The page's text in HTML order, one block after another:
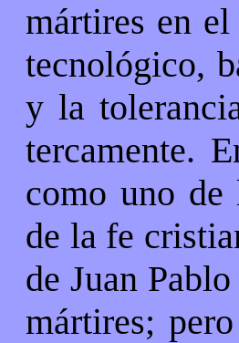
mártires en
tecnológico,
y la
tercamente.
como uno de
de la fe
de Juan
mártires;